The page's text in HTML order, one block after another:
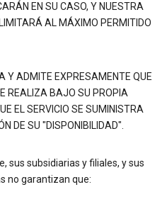
EN SU CASO, Y NUESTRA
AL MÁXIMO PERMITIDO
Y ADMITE EXPRESAMENTE QUE
REALIZA BAJO SU PROPIA
EL SERVICIO SE SUMINISTRA
DE SU "DISPONIBILIDAD".
sus subsidiarias y filiales, y sus
no garantizan que: